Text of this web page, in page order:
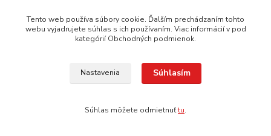
dodanie alebo poskytnutie produktu, ktorého cena závisí od
pohybu cien na finančnom trhu, ktorý obchodník nemôže
odstúpenie od zmluvy,
Tento web používa súbory cookie. Ďalším prechádzaním tohto
webu vyjadrujete súhlas s ich používaním. Viac informácií v pod
kategórií Obchodných podmienok.
Nastavenia Súhlasím
Súhlas môžete odmietnuťtu.